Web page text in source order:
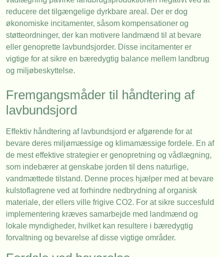
reducere det tilgængelige dyrkbare areal. Der er dog
økonomiske incitamenter, såsom kompensationer og
støtteordninger, der kan motivere landmænd til at bevare
eller genoprette lavbundsjorder. Disse incitamenter er
vigtige for at sikre en bæredygtig balance mellem landbrug
og miljøbeskyttelse.
Fremgangsmåder til håndtering af
lavbundsjord
Effektiv håndtering af lavbundsjord er afgørende for at
bevare deres miljømæssige og klimamæssige fordele. En af
de mest effektive strategier er genopretning og vådlægning,
som indebærer at genskabe jorden til dens naturlige,
vandmættede tilstand. Denne proces hjælper med at bevare
kulstoflagrene ved at forhindre nedbrydning af organisk
materiale, der ellers ville frigive CO2. For at sikre succesfuld
implementering kræves samarbejde med landmænd og
lokale myndigheder, hvilket kan resultere i bæredygtig
forvaltning og bevarelse af disse vigtige områder.